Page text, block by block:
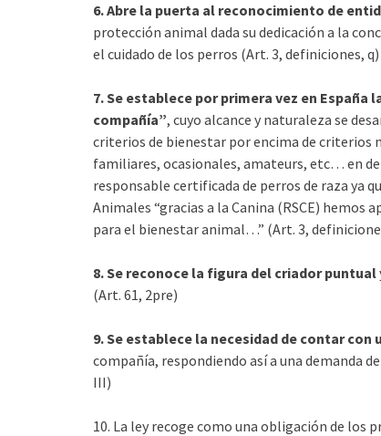
6. Abre la puerta al reconocimiento de
protección animal dada su dedicación a la
el cuidado de los perros (Art. 3, definiciones, q)
7. Se establece por primera vez en
compañía”, cuyo alcance y naturaleza se
criterios de bienestar por encima de criterios
familiares, ocasionales, amateurs, etc… en
responsable certificada de perros de raza ya
Animales “gracias a la Canina (RSCE)
para el bienestar animal…” (Art. 3,
8. Se reconoce la figura del criador puntual
(Art. 61, 2pre)
9. Se establece la necesidad de contar
compañía, respondiendo así a una demanda
III)
10. La ley recoge como una obligación de